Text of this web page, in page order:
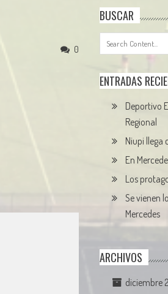
0
BUSCAR
ENTRADAS
Deportivo
Regional
Niupi llega
En
Los
Se vienen
Mercedes
ARCHIVOS
diciembre